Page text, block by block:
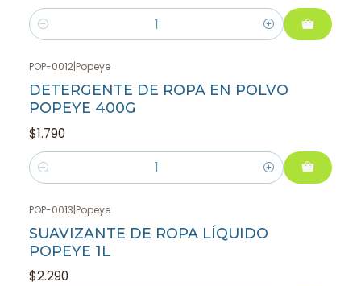
Cantidad
POP-0012|Popeye
DETERGENTE DE ROPA EN POLVO
POPEYE 400G
$1.790
Cantidad
POP-0013|Popeye
SUAVIZANTE DE ROPA LÍQUIDO
POPEYE 1L
$2.290